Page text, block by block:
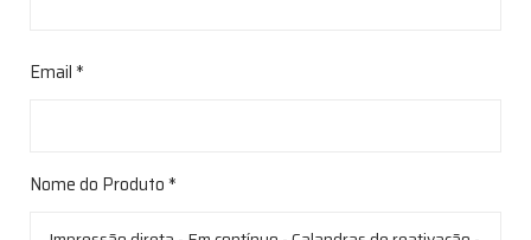
Email *
Nome do Produto *